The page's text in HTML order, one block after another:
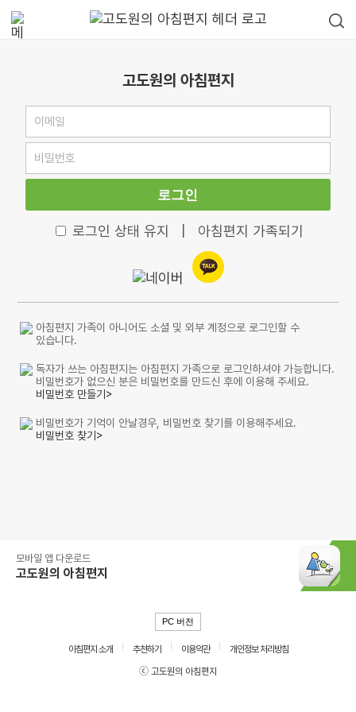
고도원의 아침편지
로그인
로그인 상태 유지 아침편지 가족되기
아침편지 가족이 아니어도 소셜 및 외부 계정으로 로그인할 수
있습니다.
독자가 쓰는 아침편지는 아침편지 가족으로 로그인하셔야 가능합니다.
비밀번호가 없으신 분은 비밀번호를 만드신 후에 이용해 주세요.
비밀번호 만들기>
비밀번호가 기억이 안날경우, 비밀번호 찾기를 이용해주세요.
비밀번호 찾기>
모바일 앱 다운로드
고도원의 아침편지
PC 버전
아침편지 소개 추천하기 이용약관
개인정보 처리방침
ⓒ 고도원의 아침편지